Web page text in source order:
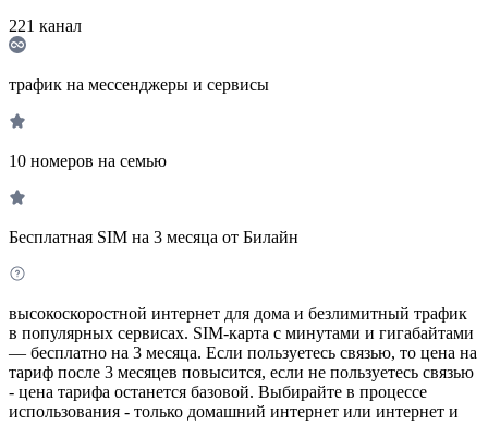
221 канал
трафик на мессенджеры и сервисы
10 номеров на семью
Бесплатная SIM на 3 месяца от Билайн
высокоскоростной интернет для дома и безлимитный трафик
в популярных сервисах. SIM-карта с минутами и гигабайтами
— бесплатно на 3 месяца. Если пользуетесь связью, то цена на
тариф после 3 месяцев повысится, если не пользуетесь связью
- цена тарифа останется базовой. Выбирайте в процессе
использования - только домашний интернет или интернет и